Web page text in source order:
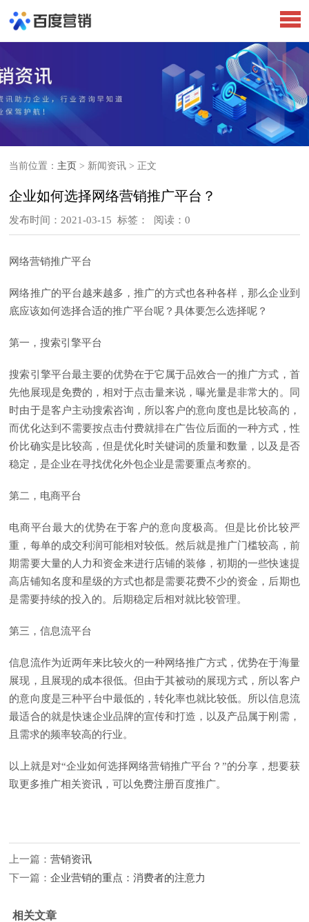
当前位置： 主页 > 新闻资讯 > 正文
企业如何选择网络营销推广平台？
发布时间：2021-03-15 标签： 阅读：0
网络营销推广平台
网络推广的平台越来越多，推广的方式也各种各样，那么企业到
底应该如何选择合适的推广平台呢？具体要怎么选择呢？
第一，搜索引擎平台
搜索引擎平台最主要的优势在于它属于品效合一的推广方式，首
先他展现是免费的，相对于点击量来说，曝光量是非常大的。同
时由于是客户主动搜索咨询，所以客户的意向度也是比较高的，
而优化达到不需要按点击付费就排在广告位后面的一种方式，性
价比确实是比较高，但是优化时关键词的质量和数量，以及是否
稳定，是企业在寻找优化外包企业是需要重点考察的。
第二，电商平台
电商平台最大的优势在于客户的意向度极高。但是比价比较严
重，每单的成交利润可能相对较低。然后就是推广门槛较高，前
期需要大量的人力和资金来进行店铺的装修，初期的一些快速提
高店铺知名度和星级的方式也都是需要花费不少的资金，后期也
是需要持续的投入的。后期稳定后相对就比较管理。
第三，信息流平台
信息流作为近两年来比较火的一种网络推广方式，优势在于海量
展现，且展现的成本很低。但由于其被动的展现方式，所以客户
的意向度是三种平台中最低的，转化率也就比较低。所以信息流
最适合的就是快速企业品牌的宣传和打造，以及产品属于刚需，
且需求的频率较高的行业。
以上就是对“企业如何选择网络营销推广平台？”的分享，想要获
取更多推广相关资讯，可以免费注册百度推广。
上一篇：营销资讯
下一篇：企业营销的重点：消费者的注意力
相关文章